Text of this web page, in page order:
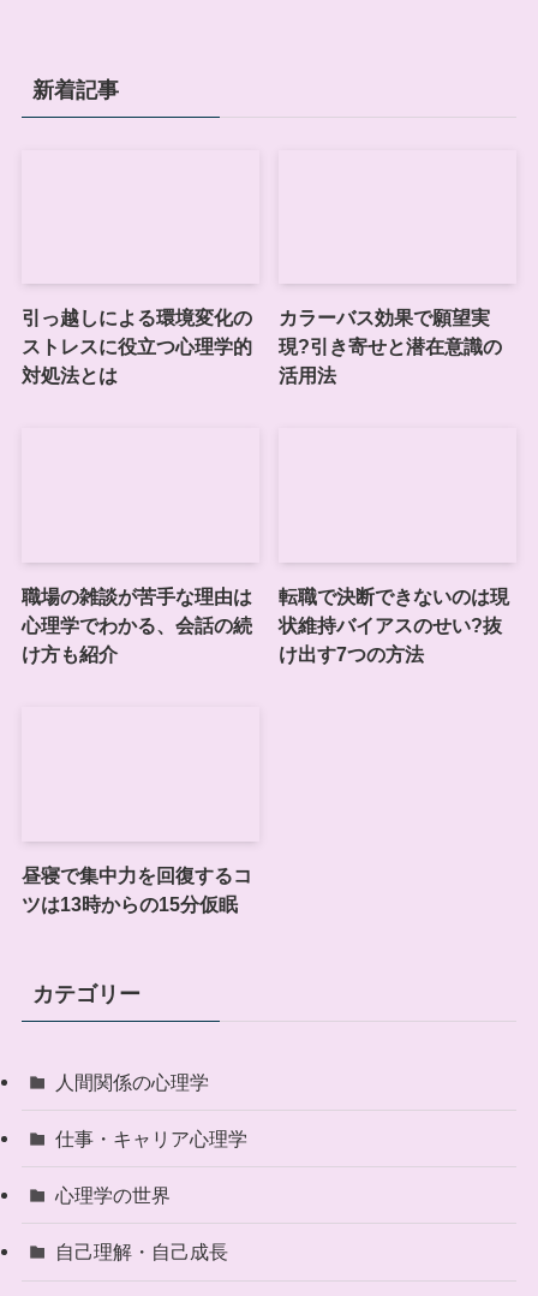
新着記事
引っ越しによる環境変化の
ストレスに役立つ心理学的
対処法とは
カラーバス効果で願望実
現?引き寄せと潜在意識の
活用法
職場の雑談が苦手な理由は
心理学でわかる、会話の続
け方も紹介
転職で決断できないのは現
状維持バイアスのせい?抜
け出す7つの方法
昼寝で集中力を回復するコ
ツは13時からの15分仮眠
カテゴリー
人間関係の心理学
仕事・キャリア心理学
心理学の世界
自己理解・自己成長